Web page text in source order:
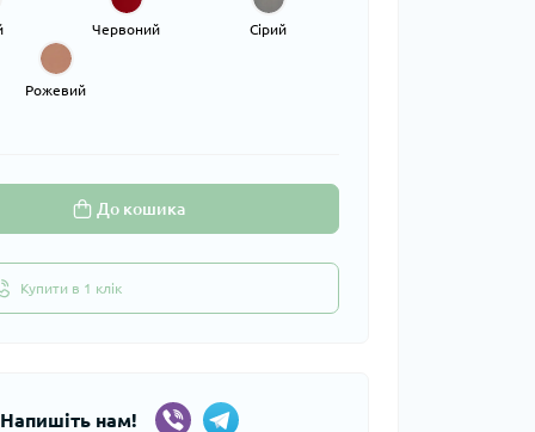
Червоний Сірий
Рожевий
До кошика
Купити в 1 клік
Напишіть нам!